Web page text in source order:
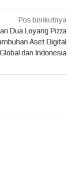
Pos berikutnya
Dua Loyang Pizza
Aset Digital
Global dan Indonesia